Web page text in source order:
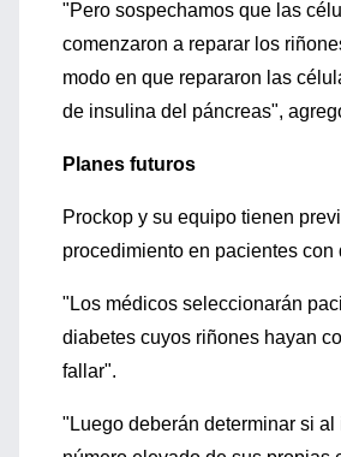
"Pero sospechamos que las
comenzaron a reparar los
modo en que repararon las
de insulina del páncreas",
Planes futuros
Prockop y su equipo tienen
procedimiento en pacientes con
"Los médicos seleccionarán
diabetes cuyos riñones hayan
fallar".
"Luego deberán determinar si al